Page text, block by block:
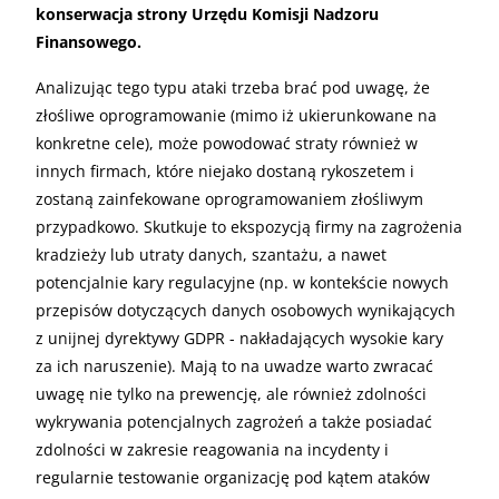
konserwacja strony Urzędu Komisji Nadzoru
Finansowego.
Analizując tego typu ataki trzeba brać pod uwagę, że
złośliwe oprogramowanie (mimo iż ukierunkowane na
konkretne cele), może powodować straty również w
innych firmach, które niejako dostaną rykoszetem i
zostaną zainfekowane oprogramowaniem złośliwym
przypadkowo. Skutkuje to ekspozycją firmy na zagrożenia
kradzieży lub utraty danych, szantażu, a nawet
potencjalnie kary regulacyjne (np. w kontekście nowych
przepisów dotyczących danych osobowych wynikających
z unijnej dyrektywy GDPR - nakładających wysokie kary
za ich naruszenie). Mają to na uwadze warto zwracać
uwagę nie tylko na prewencję, ale również zdolności
wykrywania potencjalnych zagrożeń a także posiadać
zdolności w zakresie reagowania na incydenty i
regularnie testowanie organizację pod kątem ataków